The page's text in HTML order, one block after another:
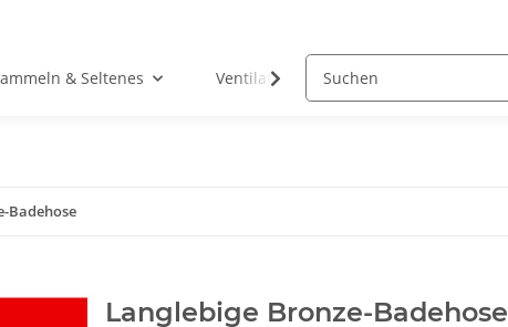
& Seltenes Ventilatoren
Badehose
Langlebige Bronze-Badehose